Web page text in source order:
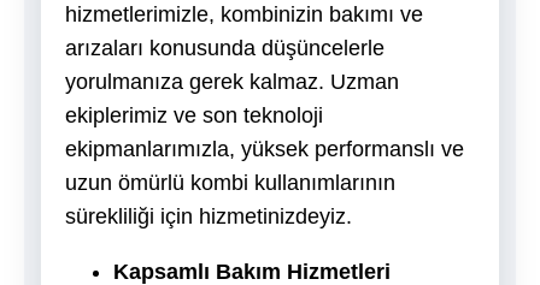
hizmetlerimizle, kombinizin bakımı ve
arızaları konusunda düşüncelerle
yorulmanıza gerek kalmaz. Uzman
ekiplerimiz ve son teknoloji
ekipmanlarımızla, yüksek performanslı ve
uzun ömürlü kombi kullanımlarının
sürekliliği için hizmetinizdeyiz.
Kapsamlı Bakım Hizmetleri